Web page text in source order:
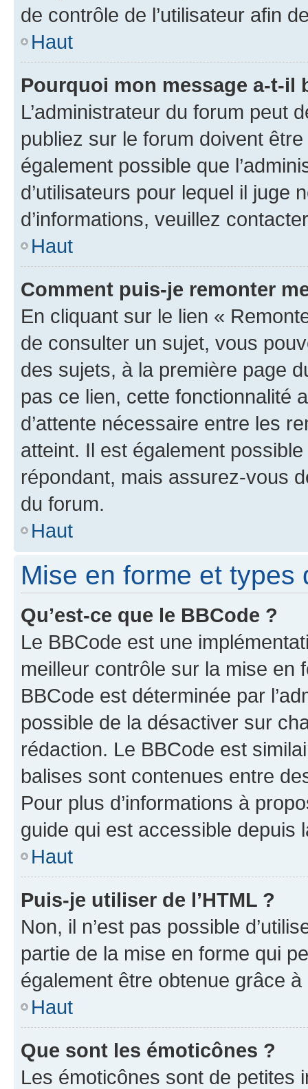
de contrôle de l’utilisateur afin
Haut
Pourquoi mon message a-t-il
L’administrateur du forum peut
publiez sur le forum doivent
également possible que
d’utilisateurs pour lequel il juge
d’informations, veuillez
Haut
Comment puis-je remonter
En cliquant sur le lien «
de consulter un sujet, vous
des sujets, à la première page
pas ce lien, cette fonctionnalité
d’attente nécessaire entre les
atteint. Il est également
répondant, mais assurez-vous
du forum.
Haut
Mise en forme et types
Qu’est-ce que le BBCode ?
Le BBCode est une
meilleur contrôle sur la mise en
BBCode est déterminée par
possible de la désactiver sur
rédaction. Le BBCode est
balises sont contenues entre
Pour plus d’informations à
guide qui est accessible depuis
Haut
Puis-je utiliser de l’HTML ?
Non, il n’est pas possible
partie de la mise en forme qui
également être obtenue grâce à
Haut
Que sont les émoticônes ?
Les émoticônes sont de petites